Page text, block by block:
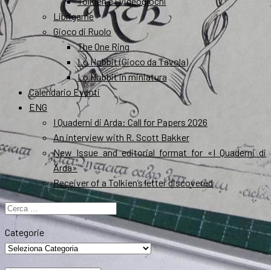
Librigame
Gioco di Ruolo
The One Ring
Lo Hobbit (Gioco da Tavola)
Lo Hobbit in miniatura
Calendario Eventi
ENG
I Quaderni di Arda: Call for Papers 2026
An interview with R. Scott Bakker
New Issue and editorial format for «I Quaderni di
Arda»
Receiver of a Tolkien’s letter discovered
Ricerca
per:
Categorie